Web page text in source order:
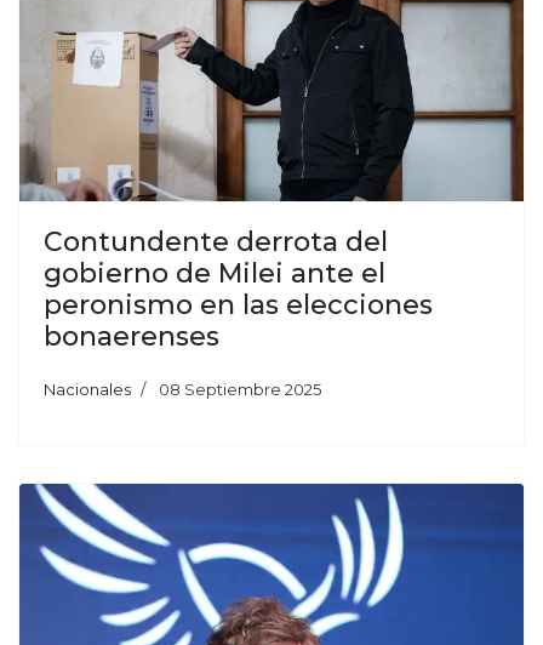
Contundente derrota del
gobierno de Milei ante el
peronismo en las elecciones
bonaerenses
Nacionales 08 Septiembre 2025